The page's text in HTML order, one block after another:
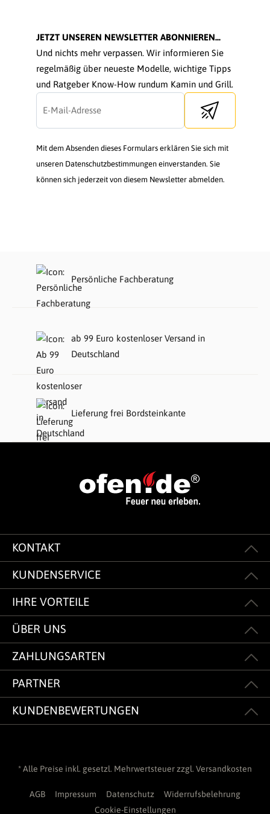
JETZT UNSEREN NEWSLETTER ABONNIEREN...
Und nichts mehr verpassen. Wir informieren Sie
regelmäßig über neueste Modelle, wichtige Tipps
und Ratgeber Know-How rundum Kamin und Grill.
Send newsletter
Mit dem Absenden dieses Formulars erklären Sie sich mit
unseren Datenschutzbestimmungen einverstanden. Sie
können sich jederzeit von diesem Newsletter abmelden.
Persönliche Fachberatung
ab 99 Euro kostenloser Versand in
Deutschland
Lieferung frei Bordsteinkante
KONTAKT
KUNDENSERVICE
IHRE VORTEILE
ÜBER UNS
ZAHLUNGSARTEN
PARTNER
KUNDENBEWERTUNGEN
* Alle Preise inkl. gesetzl. Mehrwertsteuer zzgl. Versandkosten
AGB Impressum Datenschutz
Widerrufsbelehrung
Cookie-Einstellungen